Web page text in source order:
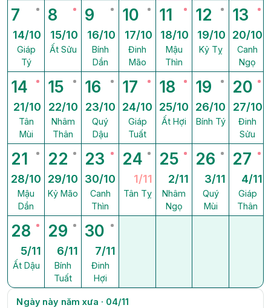
7
14/10
Giáp
Tý
8
15/10
Ất Sửu
9
16/10
Bính
Dần
10
17/10
Đinh
Mão
11
18/10
Mậu
Thìn
12
19/10
Kỷ Tỵ
13
20/10
Canh
Ngọ
14
21/10
Tân
Mùi
15
22/10
Nhâm
Thân
16
23/10
Quý
Dậu
17
24/10
Giáp
Tuất
18
25/10
Ất Hợi
19
26/10
Bính Tý
20
27/10
Đinh
Sửu
21
28/10
Mậu
Dần
22
29/10
Kỷ Mão
23
30/10
Canh
Thìn
24
1/11
Tân Tỵ
25
2/11
Nhâm
Ngọ
26
3/11
Quý
Mùi
27
4/11
Giáp
Thân
28
5/11
Ất Dậu
29
6/11
Bính
Tuất
30
7/11
Đinh
Hợi
Ngày này năm xưa · 04/11